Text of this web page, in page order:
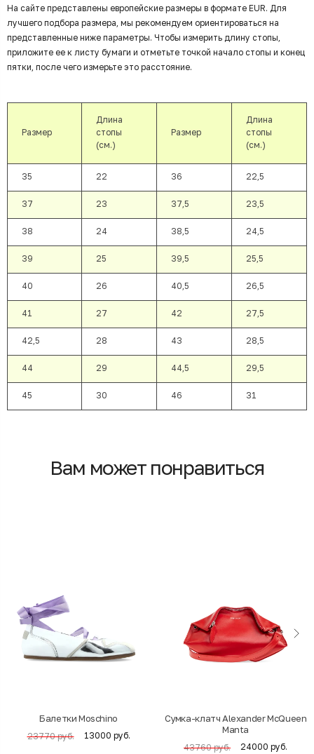
На сайте представлены европейские размеры в формате EUR. Для
лучшего подбора размера, мы рекомендуем ориентироваться на
представленные ниже параметры. Чтобы измерить длину стопы,
приложите ее к листу бумаги и отметьте точкой начало стопы и конец
пятки, после чего измерьте это расстояние.
Размер
Длина
стопы
(см.)
Размер
Длина
стопы
(см.)
35 22 36 22,5
37 23 37,5 23,5
38 24 38,5 24,5
39 25 39,5 25,5
40 26 40,5 26,5
41 27 42 27,5
42,5 28 43 28,5
44 29 44,5 29,5
45 30 46 31
Вам может понравиться
Балетки Moschino
23770 руб. 13000 руб.
Cумка-клатч Alexander McQueen
Manta
43760 руб. 24000 руб.